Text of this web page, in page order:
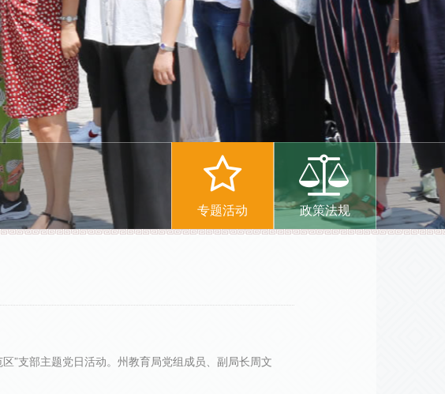
专题活动 政策法规
”支部主题党日活动。州教育局党组成员、副局长周文